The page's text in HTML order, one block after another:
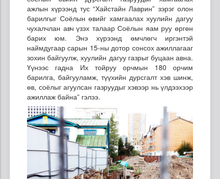
ажлын хүрээнд тус “Хайстайн Лаврин” зэрэг олон
барилгыг Соёлын өвийг хамгаалах хуулийн дагуу
чухалчлан авч үзэх талаар Соёлын яам руу өргөн
барих юм. Энэ хүрээнд өмчлөгч иргэнтэй
наймдугаар сарын 15-ны дотор сонсох ажиллагааг
зохин байгуулж, хуулийн дагуу газрыг буцаан авна.
Үүнээс гадна Их тойруу орчмын 180 орчим
барилга, байгууламж, түүхийн дурсгалт хэв шинж,
өв, соёлыг агуулсан газруудыг хэвээр нь үлдээхээр
ажиллаж байна” гэлээ.